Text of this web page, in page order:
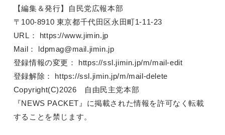
【編集＆発行】自民党広報本部
〒100-8910 東京都千代田区永田町1-11-23
URL： https://www.jimin.jp
Mail： ldpmag@mail.jimin.jp
登録情報の変更： https://ssl.jimin.jp/m/mail-edit
登録解除： https://ssl.jimin.jp/m/mail-delete
Copyright(C)2026 自由民主党本部
『NEWS PACKET』に掲載された情報を許可なく転載
することを禁じます。